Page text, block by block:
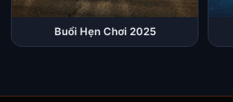
Buổi Hẹn Chơi 2025